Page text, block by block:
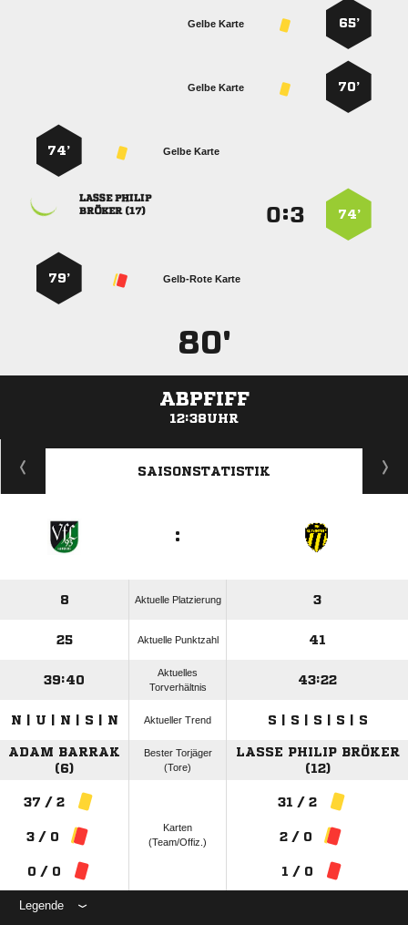
65’
Gelbe Karte
70’
Gelbe Karte
Gelbe Karte
74’
74’
:
 
 
Gelb-Rote Karte
79’
80'
ABPFIFF
12:38UHR
ANZEIGE
SAISONSTATISTIK
:
8 Aktuelle Platzierung 3
25 Aktuelle Punktzahl 41
39:40
Aktuelles
Torverhältnis
43:22
N | U | N | S | N Aktueller Trend S | S | S | S | S
ADAM BARRAK
(6)
Bester Torjäger
(Tore)
LASSE PHILIP BRÖKER
(12)
37 / 2
3 / 0
0 / 0
Karten
(Team/Offiz.)
31 / 2
2 / 0
1 / 0
Legende